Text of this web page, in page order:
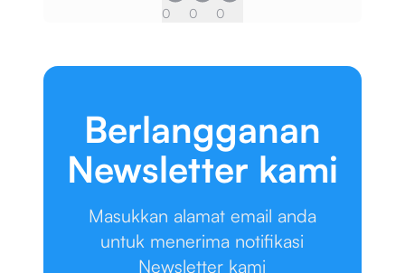
0 0 0
Berlangganan
Newsletter kami
Masukkan alamat email anda
untuk menerima notifikasi
Newsletter kami